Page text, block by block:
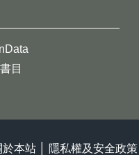
目
於本站 隱私權及安全政策